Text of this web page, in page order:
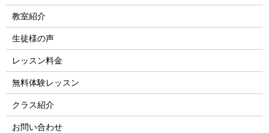
教室紹介
生徒様の声
レッスン料金
無料体験レッスン
クラス紹介
お問い合わせ